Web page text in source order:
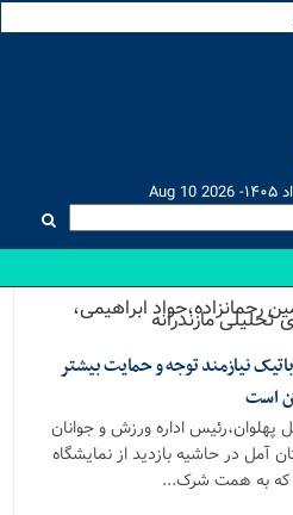
رحمانزاده،جواد ابراهیمی،
تحلیلی مازندرانه
نیازمند توجه و حمایت بیشتر
است
پهلوان،رئیس اداره ورزش و جوانان
آمل در حاشیه بازدید از نمایشگاه
که به همت شرک...